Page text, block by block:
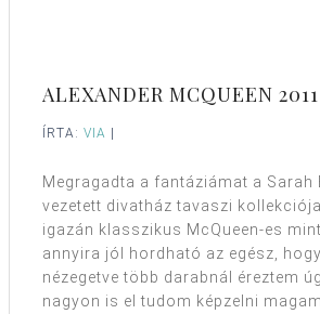
ALEXANDER MCQUEEN
ÍRTA: VIA |
Megragadta a fantáziámat a Sarah
vezetett divatház tavaszi
igazán klasszikus McQueen-es
annyira jól hordható az egész,
nézegetve több darabnál éreztem
nagyon is el tudom képzelni